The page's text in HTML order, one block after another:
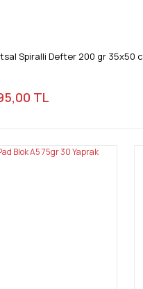
Spiralli Defter 200 gr 35x50
TL